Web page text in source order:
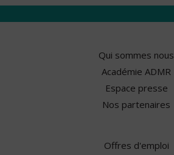
Qui sommes nous
Académie ADMR
Espace presse
Nos partenaires
Offres d'emploi